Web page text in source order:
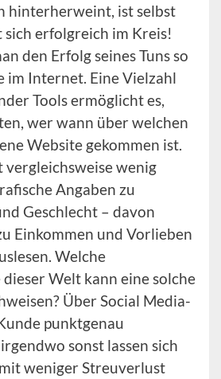
hinterherweint, ist selbst
erfolgreich im Kreis!
den Erfolg seines Tuns so
im Internet. Eine Vielzahl
Tools ermöglicht es,
wer wann über welchen
Website gekommen ist.
vergleichsweise wenig
Angaben zu
Geschlecht – davon
Einkommen und Vorlieben
Welche
Welt kann eine solche
Über Social Media-
punktgenau
sonst lassen sich
weniger Streuverlust